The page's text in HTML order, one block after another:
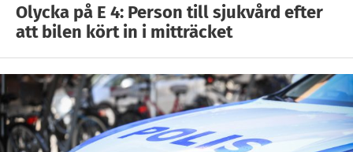
Olycka på E 4: Person till sjukvård efter
att bilen kört in i mitträcket